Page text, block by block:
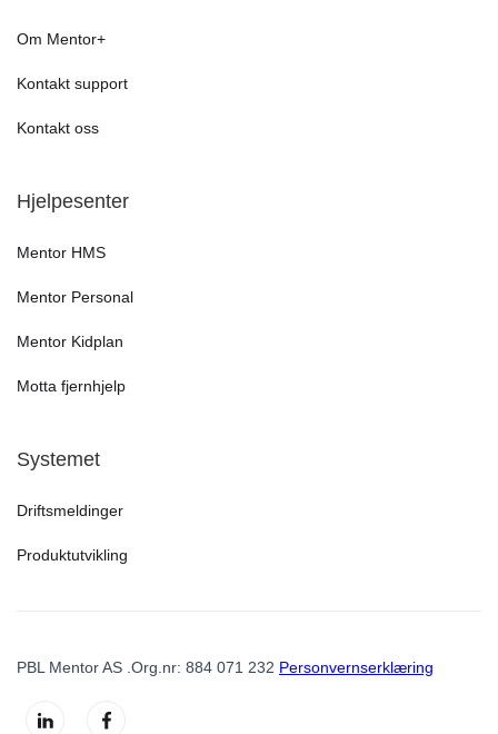
Om Mentor+
Kontakt support
Kontakt oss
Hjelpesenter
Mentor HMS
Mentor Personal
Mentor Kidplan
Motta fjernhjelp
Systemet
Driftsmeldinger
Produktutvikling
PBL Mentor AS .Org.nr: 884 071 232 Personvernserklæring